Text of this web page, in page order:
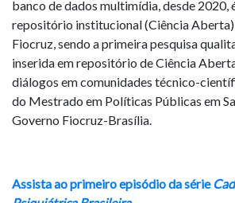
banco de dados multimídia, desde 2020,
repositório institucional (Ciência
Fiocruz, sendo a primeira pesquisa
inserida em repositório de Ciência
diálogos em comunidades técnico-
do Mestrado em Políticas Públicas em
Governo Fiocruz-Brasília.
Assista ao primeiro episódio da série